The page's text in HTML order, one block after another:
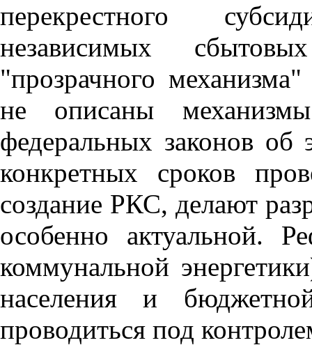
перекрестного
независимых
"прозрачного
не описаны
федеральных законов об
конкретных сроков
создание РКС, делают
особенно актуальной.
коммунальной
населения и
проводиться под